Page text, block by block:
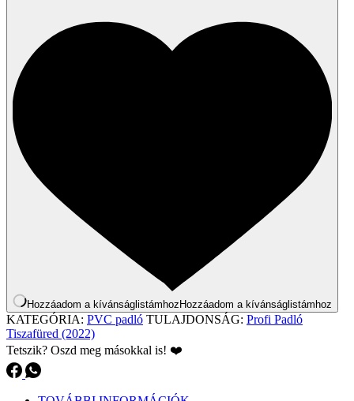
Hozzáadom a kívánságlistámhoz Hozzáadom a kívánságlistámhoz
KATEGÓRIA:
Profi Padló
Tiszafüred (2022)
Tetszik? Oszd meg másokkal is! ❤️
TOVÁBBI INFORMÁCIÓK
Szelesseg 400 cm
Anyag